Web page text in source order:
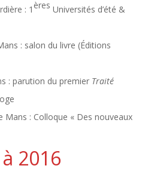
: 1 ères Universités d’été &
: salon du livre (Éditions
: parution du premier Traité
Mans : Colloque « Des nouveaux
2016